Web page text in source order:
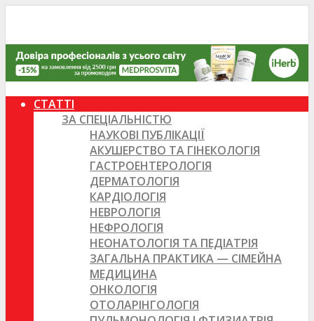
СТАТТІ
ЗА СПЕЦІАЛЬНІСТЮ
НАУКОВІ ПУБЛІКАЦІЇ
АКУШЕРСТВО ТА ГІНЕКОЛОГІЯ
ГАСТРОЕНТЕРОЛОГІЯ
ДЕРМАТОЛОГІЯ
КАРДІОЛОГІЯ
НЕВРОЛОГІЯ
НЕФРОЛОГІЯ
НЕОНАТОЛОГІЯ ТА ПЕДІАТРІЯ
ЗАГАЛЬНА ПРАКТИКА — СІМЕЙНА
МЕДИЦИНА
ОНКОЛОГІЯ
ОТОЛАРІНГОЛОГІЯ